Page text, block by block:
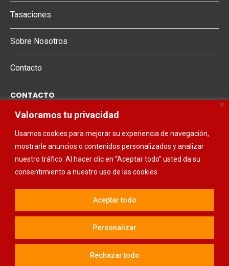
Valoramos tu privacidad
Usamos cookies para mejorar su experiencia de navegación,
mostrarle anuncios o contenidos personalizados y analizar
nuestro tráfico. Al hacer clic en “Aceptar todo” usted da su
consentimiento a nuestro uso de las cookies.
Personalizar
Rechazar todo
Aceptar todo
Tasaciones
Sobre Nosotros
Contacto
CONTACTO
678 00 96 80
661 623 058
968 48 15 68
@2025 - Todos los derechos reservados. Diseñado y desarrollado por
Estudio Neto